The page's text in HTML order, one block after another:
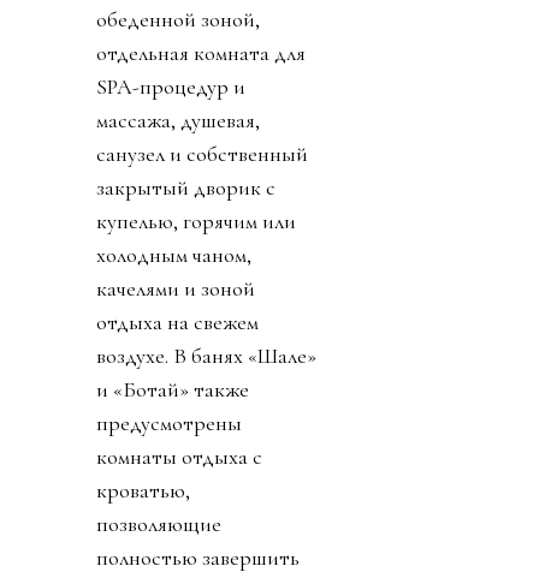
обеденной зоной,
отдельная комната для
SPA-процедур и
массажа, душевая,
санузел и собственный
закрытый дворик с
купелью, горячим или
холодным чаном,
качелями и зоной
отдыха на свежем
воздухе. В банях «Шале»
и «Ботай» также
предусмотрены
комнаты отдыха с
кроватью,
позволяющие
полностью завершить